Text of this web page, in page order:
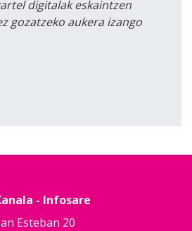
digitalak eskaintzen
gozatzeko aukera izango
- Infosare
Esteban 20